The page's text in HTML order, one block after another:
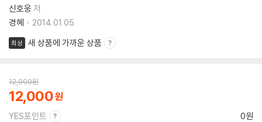
신호웅 저
경혜
2014.01.05.
최상 새 상품에 가까운 상품
12,000원
12,000
YES포인트 0원